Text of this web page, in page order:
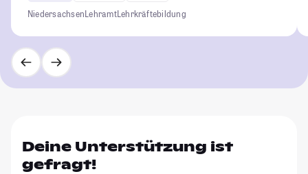
NiedersachsenLehramtLehrkräftebildung
Deine Unterstützung ist
gefragt!